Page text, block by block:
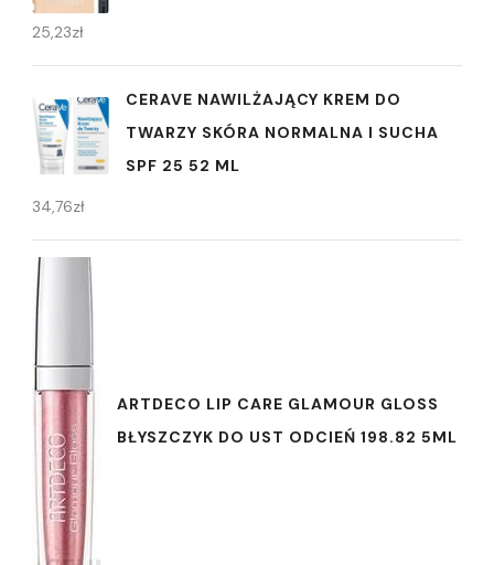
25,23zł
CERAVE NAWILŻAJĄCY KREM DO
TWARZY SKÓRA NORMALNA I SUCHA
SPF 25 52 ML
34,76zł
ARTDECO LIP CARE GLAMOUR GLOSS
BŁYSZCZYK DO UST ODCIEŃ 198.82 5ML